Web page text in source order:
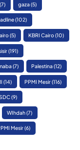
(7) gaza(5)
(102)
(5) KBRI Cairo(10)
(191)
(7) Palestina(12)
(14) PPMI Mesir(116)
(9)
WIhdah(7)
Mesir(6)